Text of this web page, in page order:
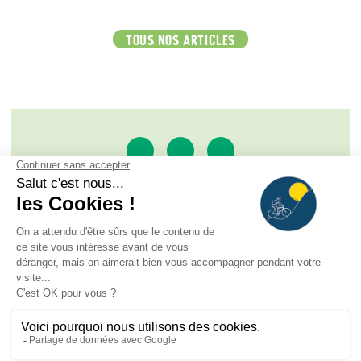
TOUS NOS ARTICLES
SAS À LA RENCONTRE DU SOLEIL
ROUTE DE L'ALPE D'HUEZ - BP 33, 38520 LE BOURG
D'OISANS
TÉL. :+33 (0)4 76 79 12 22/+33 (0)6 75 47 72 50
AVIS CLIENTS